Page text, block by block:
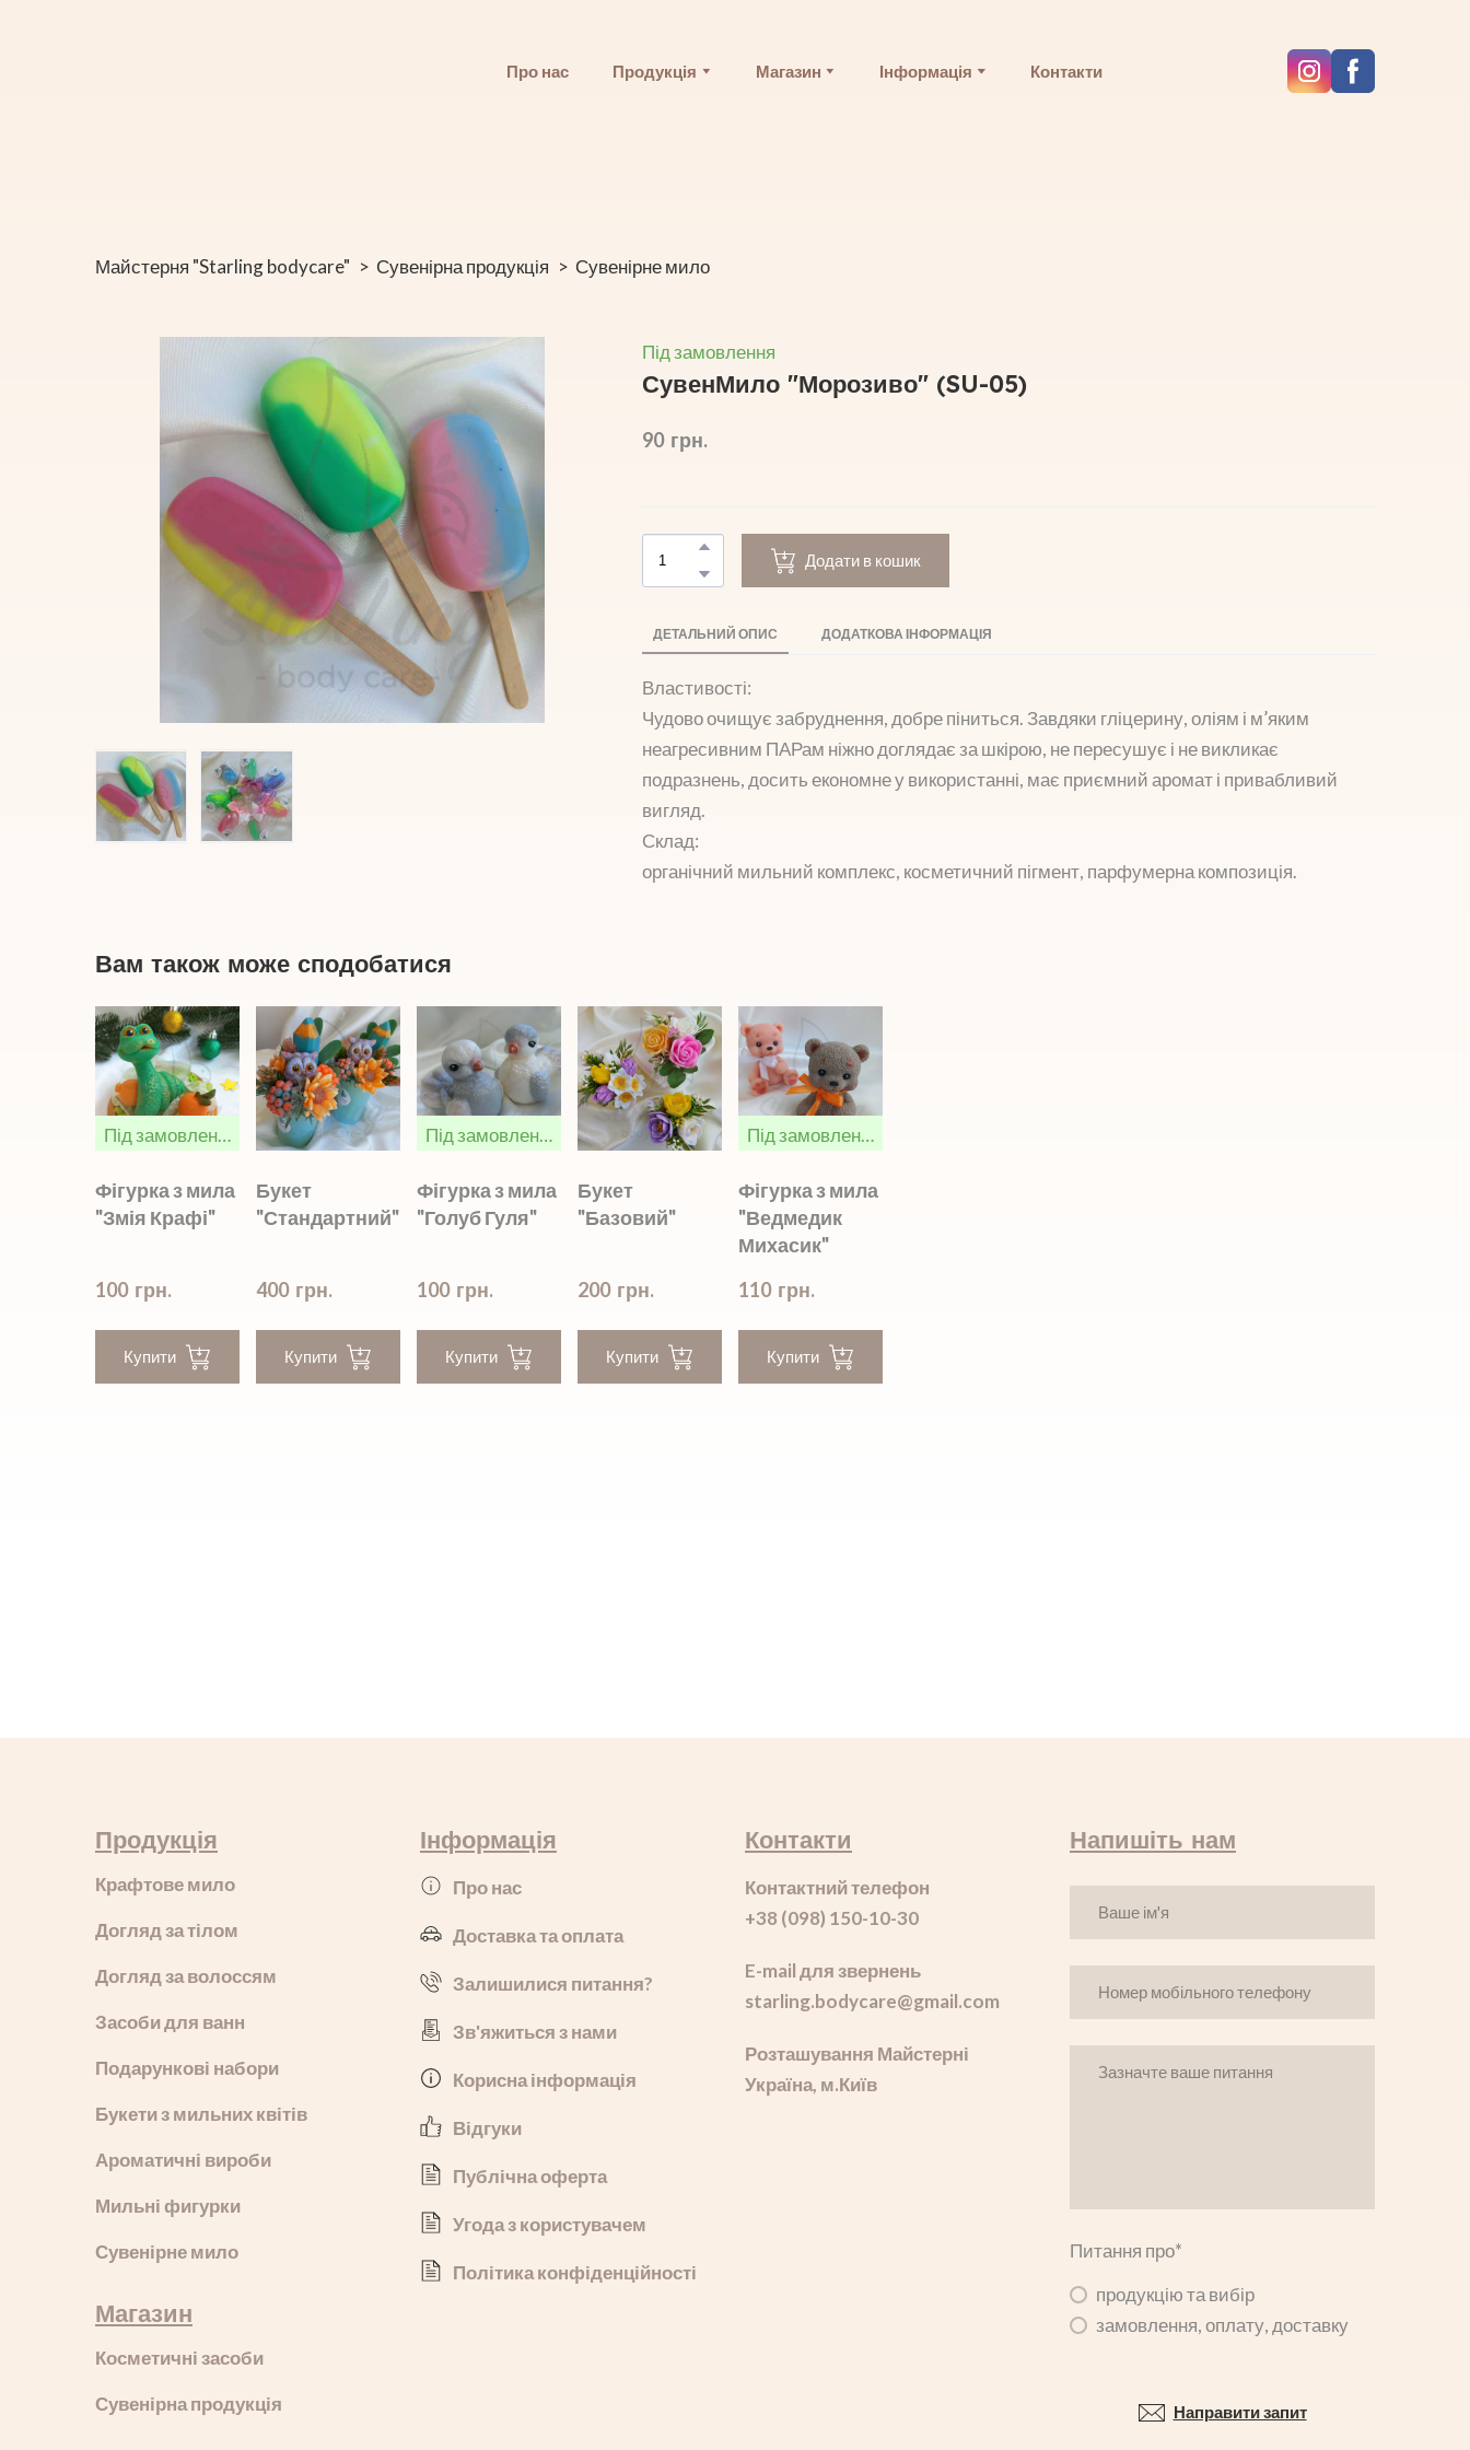
Про нас Продукція Магазин Інформація Контакти
Майстерня "Starling bodycare" Сувенірна продукція Сувенірне мило
Під замовлення
СувенМило "Морозиво" (SU-05)
90  грн.
Додати в кошик
ДЕТАЛЬНИЙ ОПИС ДОДАТКОВА ІНФОРМАЦІЯ
Властивості:
Чудово очищує забруднення, добре піниться. Завдяки гліцерину, оліям і м’яким
неагресивним ПАРам ніжно доглядає за шкірою, не пересушує і не викликає
подразнень, досить економне у використанні, має приємний аромат і привабливий
вигляд.
Склад:
органічний мильний комплекс, косметичний пігмент, парфумерна композиція.
Вам також може сподобатися
Під замовлення
Фігурка з мила
"Змія Крафі"
100  грн.
Купити
Букет
"Стандартний"
400  грн.
Купити
Під замовлення
Фігурка з мила
"Голуб Гуля"
100  грн.
Купити
Букет
"Базовий"
200  грн.
Купити
Під замовлення
Фігурка з мила
"Ведмедик
Михасик"
110  грн.
Купити
Продукція
Крафтове мило
Догляд за тілом
Догляд за волоссям
Засоби для ванн
Подарункові набори
Букети з мильних квітів
Ароматичні вироби
Мильні фигурки
Сувенірне мило
Магазин
Косметичні засоби
Сувенірна продукція
Інформація
Про нас
Доставка та оплата
Залишилися питання?
Зв'яжиться з нами
Корисна інформація
Відгуки
Публічна оферта
Угода з користувачем
Політика конфіденційності
Контакти
Контактний телефон
+38 (098) 150-10-30
E-mail для звернень
starling.bodycare@gmail.com
Розташування Майстерні
Україна, м.Київ
Напишіть нам
Питання про*
продукцію та вибір
замовлення, оплату, доставку
Направити запит